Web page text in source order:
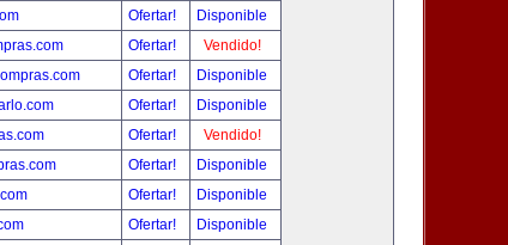
Ofertar!
Disponible
Ofertar!
Vendido!
Ofertar!
Disponible
Ofertar!
Disponible
Ofertar!
Vendido!
Ofertar!
Disponible
Ofertar!
Disponible
Ofertar!
Disponible